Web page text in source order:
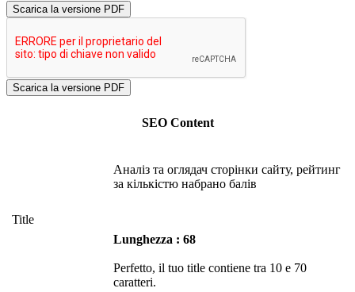
Scarica la versione PDF
SEO Content
Title
Аналіз та оглядач сторінки сайту, рейтинг
за кількістю набрано балів
Lunghezza : 68
Perfetto, il tuo title contiene tra 10 e 70
caratteri.